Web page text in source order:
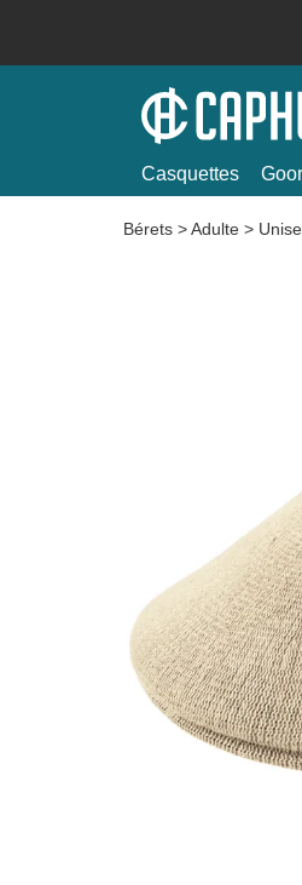
Casquettes
Bérets >Adulte >